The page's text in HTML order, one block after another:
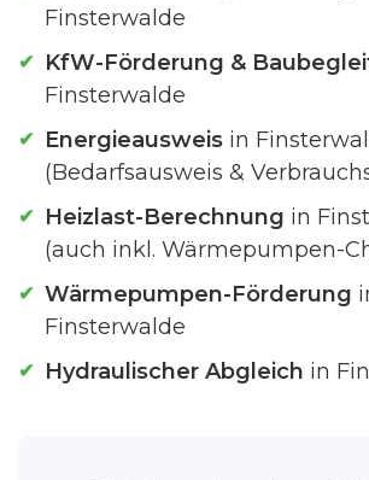
Finsterwalde
KfW-Förderung &
Finsterwalde
Energieausweis in
(Bedarfsausweis &
Heizlast-Berechnung in
(auch inkl. Wärmepumpen-
Wärmepumpen-Förderung
Finsterwalde
Hydraulischer Abgleich in